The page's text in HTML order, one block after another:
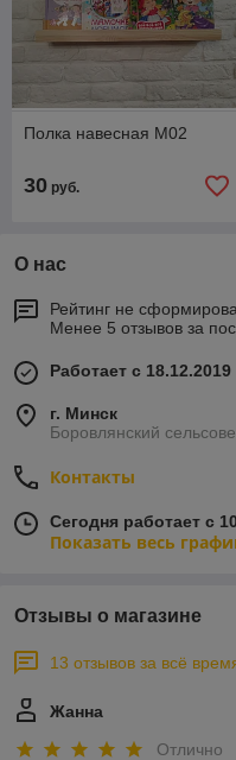
Полка навесная М02
30 руб.
О нас
Рейтинг не
Менее 5 отзывов за
Работает с 18.12.2019
г. Минск
Боровлянский
Контакты
Сегодня работает с
Показать весь
Отзывы о магазине
13 отзывов за всё
Жанна
Отлично